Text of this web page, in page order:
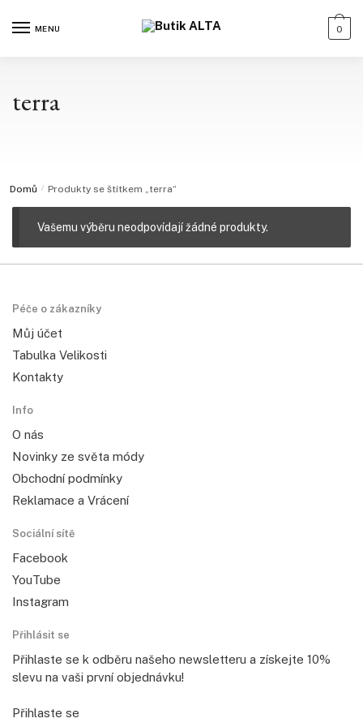
MENU 0
terra
Domů / Produkty se štítkem „terra“
Vašemu výběru neodpovídají žádné produkty.
Péče o zákazníky
Můj účet
Tabulka Velikosti
Kontakty
Info
O nás
Novinky ze světa módy
Obchodní podmínky
Reklamace a Vrácení
Sociální sítě
Facebook
YouTube
Instagram
Přihlásit se
Přihlaste se k odběru našeho newsletteru a získejte 10%
slevu na vaši první objednávku!
Přihlaste se